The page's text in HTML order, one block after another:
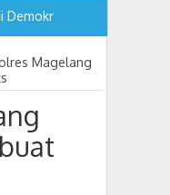
Geraka
Magelang